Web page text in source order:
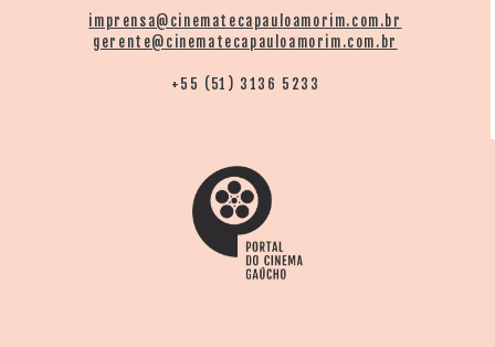
imprensa@cinematecapauloamorim.com.br
gerente@cinematecapauloamorim.com.br
+55 (51) 3136 5233